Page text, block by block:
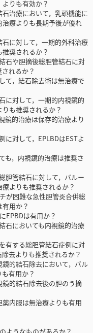
りも有効か？
治療において，乳頭機能に
療よりも長期予後が優れ
に対して，一期的外科治療
奨されるか？
や胆摘後総胆管結石に対
れるか？
，結石除去術は無治療で
対して，一期的内視鏡的
も推奨されるか？
的治療は保存的治療より
対して，EPLBDはESTよ
，内視鏡的治療は推奨さ
管結石に対して，バルー
よりも推奨されるか？
困難な急性胆管炎合併総
用か？
は有用か？
においても内視鏡的治療
する総胆管結石症例に対
去よりも推奨されるか？
的結石除去において，バル
有用か？
的結石除去後の胆のう摘
内服は無治療よりも有用